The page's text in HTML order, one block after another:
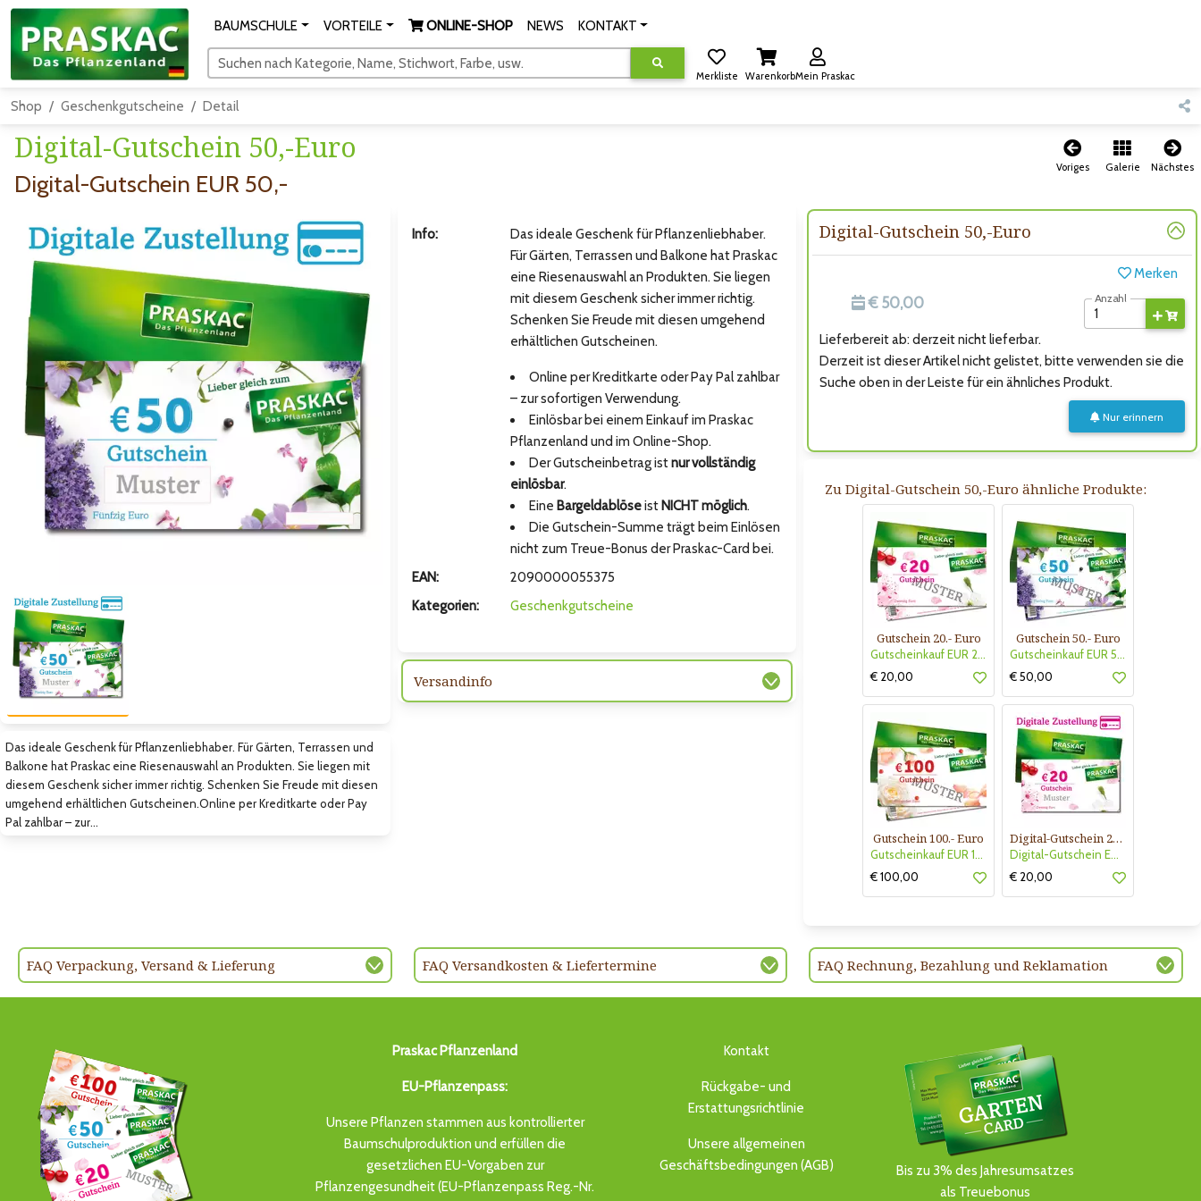
BAUMSCHULE VORTEILE ONLINE-SHOP NEWS KONTAKT
Suchen nach Kategorie, Name, Stichwort, Farbe, usw.
Merkliste WarenkorbMein Praskac
Shop Geschenkgutscheine Detail
Digital-Gutschein 50,-Euro
Digital-Gutschein EUR 50,-
Voriges Galerie Nächstes
Zum vorigen Bild Zum nächsten Bild
Das ideale Geschenk für Pflanzenliebhaber. Für Gärten, Terrassen und
Balkone hat Praskac eine Riesenauswahl an Produkten. Sie liegen mit
diesem Geschenk sicher immer richtig. Schenken Sie Freude mit diesen
umgehend erhältlichen Gutscheinen.Online per Kreditkarte oder Pay
Pal zahlbar – zur…
Digital-Gutschein 50,-Euro
Merken
€ 50,00 Anzahl
Lieferbereit ab: derzeit nicht lieferbar.
Derzeit ist dieser Artikel nicht gelistet, bitte verwenden sie die
Suche oben in der Leiste für ein ähnliches Produkt.
Nur erinnern
Zu Digital-Gutschein 50,-Euro ähnliche Produkte:
Gutschein 20.- Euro
Gutscheinkauf EUR 20.-
€ 20,00
Gutschein 50.- Euro
Gutscheinkauf EUR 50.-
€ 50,00
Gutschein 100.- Euro
Gutscheinkauf EUR 100.-
€ 100,00
Digital-Gutschein 20,-Euro
Digital-Gutschein EUR 20,-
€ 20,00
Info:
Das ideale Geschenk für Pflanzenliebhaber.
Für Gärten, Terrassen und Balkone hat Praskac
eine Riesenauswahl an Produkten. Sie liegen
mit diesem Geschenk sicher immer richtig.
Schenken Sie Freude mit diesen umgehend
erhältlichen Gutscheinen.
Online per Kreditkarte oder Pay Pal zahlbar
– zur sofortigen Verwendung.
Einlösbar bei einem Einkauf im Praskac
Pflanzenland und im Online-Shop.
Der Gutscheinbetrag istnur vollständig
einlösbar.
Eine Bargeldablöseist NICHT möglich.
Die Gutschein-Summe trägt beim Einlösen
nicht zum Treue-Bonus der Praskac-Card bei.
EAN:
2090000055375
Kategorien:
Geschenkgutscheine
Versandinfo
FAQ Verpackung, Versand & Lieferung FAQ Versandkosten & Liefertermine FAQ Rechnung, Bezahlung und Reklamation
Praskac Pflanzenland
EU-Pflanzenpass:
Unsere Pflanzen stammen aus kontrollierter
Baumschulproduktion und erfüllen die
gesetzlichen EU-Vorgaben zur
Pflanzengesundheit (EU-Pflanzenpass Reg.-Nr.
Kontakt
Rückgabe- und
Erstattungsrichtlinie
Unsere allgemeinen
Geschäftsbedingungen (AGB)
Bis zu 3% des Jahresumsatzes
als Treuebonus